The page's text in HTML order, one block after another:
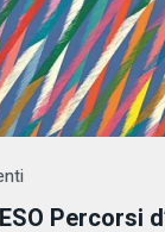
Percorsi